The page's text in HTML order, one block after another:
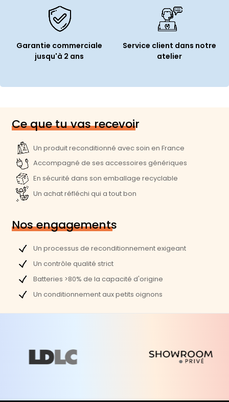
Garantie commerciale
jusqu'à 2 ans
Service client dans notre
atelier
Ce que tu vas recevoir
Un produit reconditionné avec soin en France
Accompagné de ses accessoires génériques
En sécurité dans son emballage recyclable
Un achat réfléchi qui a tout bon
Nos engagements
Un processus de reconditionnement exigeant
Un contrôle qualité strict
Batteries >80% de la capacité d'origine
Un conditionnement aux petits oignons